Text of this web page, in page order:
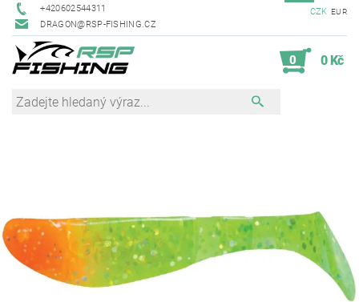
+420602544311
DRAGON@RSP-FISHING.CZ
CZK EUR
0 0 Kč